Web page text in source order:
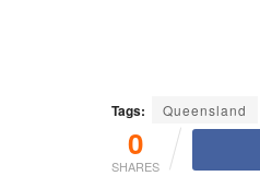
Tags: Queensland
0
SHARES